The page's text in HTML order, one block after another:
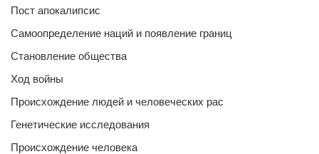
Пост апокалипсис
Самоопределение наций и появление границ
Становление общества
Ход войны
Происхождение людей и человеческих рас
Генетические исследования
Происхождение человека